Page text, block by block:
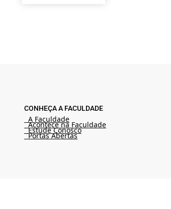
CONHEÇA A FACULDADE
A Faculdade
Acontece na Faculdade
Estude Conosco
Portas Abertas